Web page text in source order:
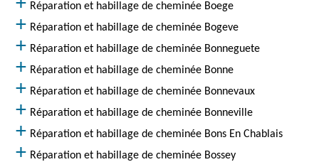
Réparation et habillage de cheminée Boege
Réparation et habillage de cheminée Bogeve
Réparation et habillage de cheminée Bonneguete
Réparation et habillage de cheminée Bonne
Réparation et habillage de cheminée Bonnevaux
Réparation et habillage de cheminée Bonneville
Réparation et habillage de cheminée Bons En Chablais
Réparation et habillage de cheminée Bossey